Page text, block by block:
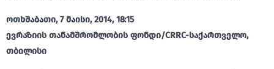
ოთხშაბათი, 7 მაისი, 2014, 18:15
ევრაზიის თანამშრომლობის ფონდი/CRRC-საქართველო,
თბილისი